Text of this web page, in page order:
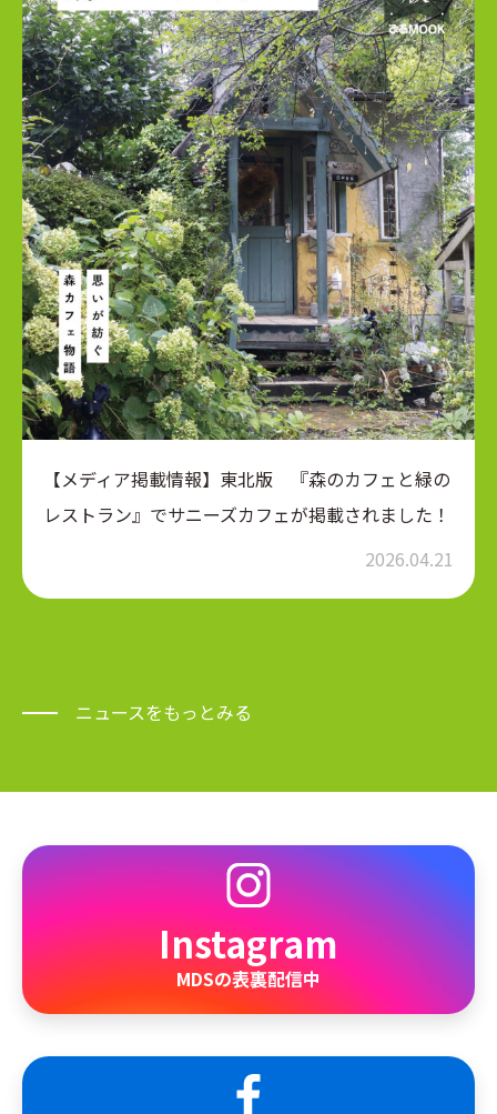
【メディア掲載情報】東北版 『森のカフェと緑の
レストラン』でサニーズカフェが掲載されました！
2026.04.21
ニュースをもっとみる
Instagram
MDSの表裏配信中